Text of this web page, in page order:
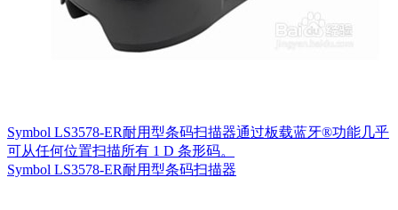
Symbol LS3578-ER耐用型条码扫描器通过板载蓝牙®功能几乎
可从任何位置扫描所有 1 D 条形码。
Symbol LS3578-ER耐用型条码扫描器